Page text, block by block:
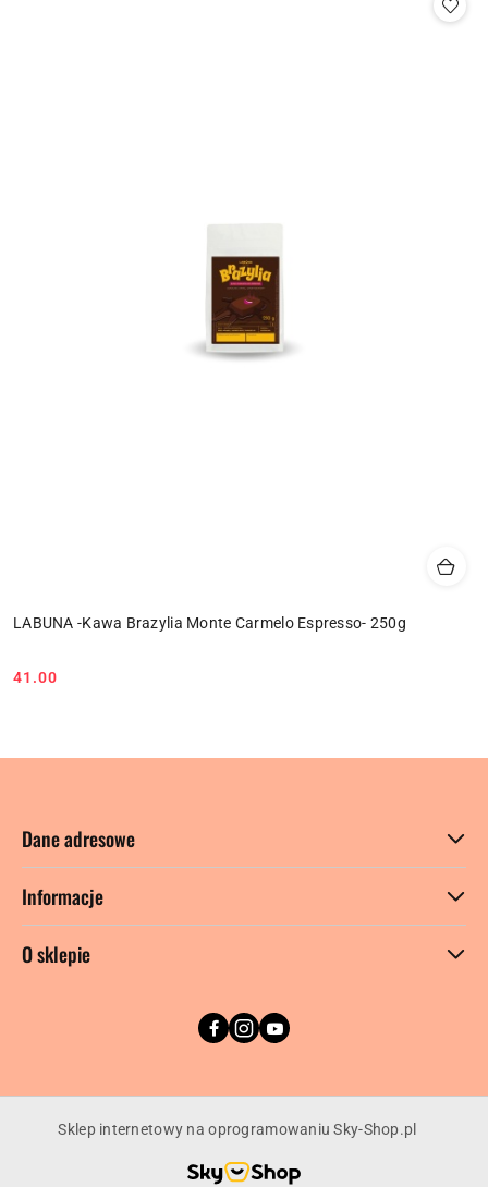
LABUNA -Kawa Brazylia Monte Carmelo Espresso- 250g
Cena:
41.00
Dane adresowe
Informacje
O sklepie
Sklep internetowy na oprogramowaniu Sky-Shop.pl